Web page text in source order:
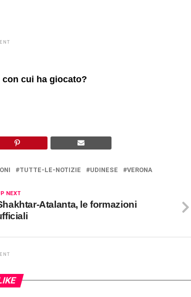
cui ha giocato?
TUTTE-LE-NOTIZIE UDINESE VERONA
NEXT
Atalanta, le formazioni